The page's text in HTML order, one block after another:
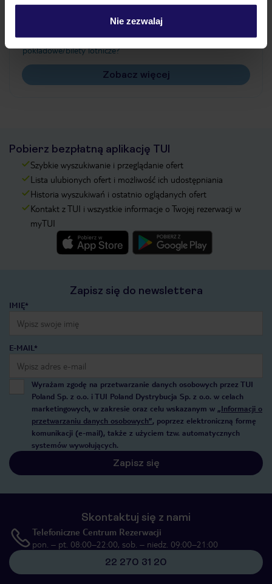
Nie zezwalaj
Czy w Hotelu będzie przedstawiciel TUI?
Na jakiej podstawie i gdzie otrzymam karty
pokładowe/bilety lotnicze?
Zobacz więcej
Pobierz bezpłatną aplikację TUI
Szybkie wyszukiwanie i przeglądanie ofert
Lista ulubionych ofert i możliwość ich udostępniania
Historia wyszukiwań i ostatnio oglądanych ofert
Kontakt z TUI i wszystkie informacje o Twojej rezerwacji w
myTUI
Zapisz się do newslettera
IMIĘ*
E-MAIL*
Wyrażam zgodę na przetwarzanie danych osobowych przez TUI
Poland Sp. z o.o. i TUI Poland Dystrybucja Sp. z o.o. w celach
marketingowych, w zakresie oraz celu wskazanym w „Informacji o
przetwarzaniu danych osobowych”, poprzez elektroniczną formę
komunikacji (e-mail), także z użyciem tzw. automatycznych
systemów wywołujących.
Zapisz się
Skontaktuj się z nami
Telefoniczne Centrum Rezerwacji
pon. – pt. 08:00–22:00, sob. – niedz. 09:00–21:00
22 270 31 20